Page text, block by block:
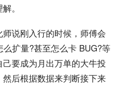
。
说刚入行的时候，师傅会
扩量?甚至怎么卡 BUG?等
要成为月出万单的大牛投
后根据数据来判断接下来